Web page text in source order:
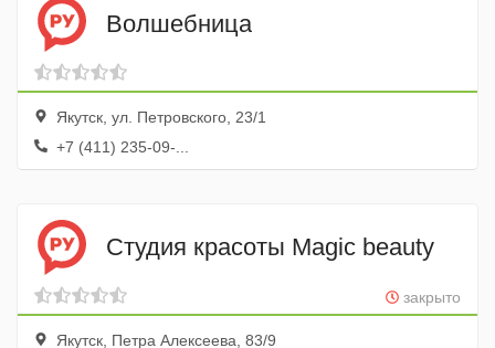
Волшебница
Якутск, ул. Петровского, 23/1
+7 (411) 235-09-...
Студия красоты Magic beauty
закрыто
Якутск, Петра Алексеева, 83/9